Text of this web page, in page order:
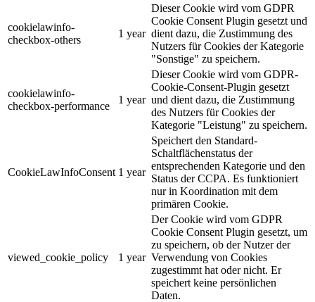
cookielawinfo-
checkbox-others
1 year
Dieser Cookie wird vom GDPR
Cookie Consent Plugin gesetzt und
dient dazu, die Zustimmung des
Nutzers für Cookies der Kategorie
"Sonstige" zu speichern.
cookielawinfo-
checkbox-performance
1 year
Dieser Cookie wird vom GDPR-
Cookie-Consent-Plugin gesetzt
und dient dazu, die Zustimmung
des Nutzers für Cookies der
Kategorie "Leistung" zu speichern.
CookieLawInfoConsent 1 year
Speichert den Standard-
Schaltflächenstatus der
entsprechenden Kategorie und den
Status der CCPA. Es funktioniert
nur in Koordination mit dem
primären Cookie.
viewed_cookie_policy 1 year
Der Cookie wird vom GDPR
Cookie Consent Plugin gesetzt, um
zu speichern, ob der Nutzer der
Verwendung von Cookies
zugestimmt hat oder nicht. Er
speichert keine persönlichen
Daten.